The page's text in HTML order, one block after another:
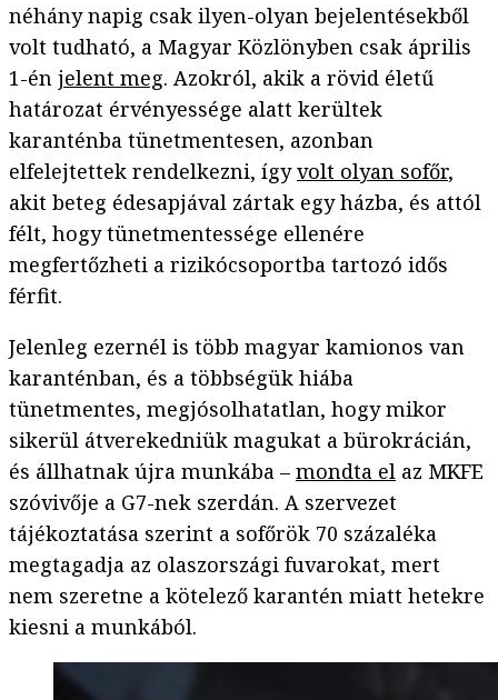
néhány napig csak ilyen-olyan bejelentésekből
volt tudható, a Magyar Közlönyben csak április
1-én jelent meg. Azokról, akik a rövid életű
határozat érvényessége alatt kerültek
karanténba tünetmentesen, azonban
elfelejtettek rendelkezni, ígyvolt olyan sofőr,
akit beteg édesapjával zártak egy házba, és attól
félt, hogy tünetmentessége ellenére
megfertőzheti a rizikócsoportba tartozó idős
férfit.
Jelenleg ezernél is több magyar kamionos van
karanténban, és a többségük hiába
tünetmentes, megjósolhatatlan, hogy mikor
sikerül átverekedniük magukat a bürokrácián,
és állhatnak újra munkába – mondta el az MKFE
szóvivője a G7-nek szerdán. A szervezet
tájékoztatása szerint a sofőrök 70 százaléka
megtagadja az olaszországi fuvarokat, mert
nem szeretne a kötelező karantén miatt hetekre
kiesni a munkából.